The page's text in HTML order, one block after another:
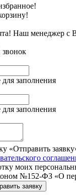
Наш менеджер с
звонок
для заполнения
для заполнения
«Отправить
моих
№152-ФЗ «О
заявку